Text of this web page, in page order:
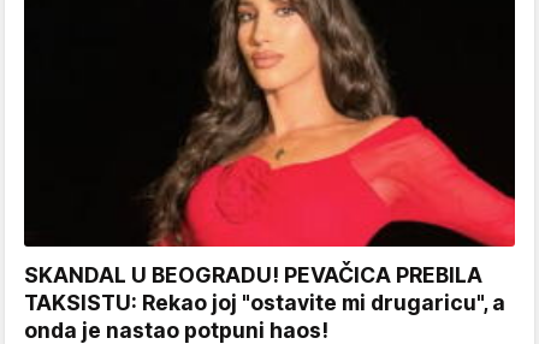
SKANDAL U BEOGRADU! PEVAČICA PREBILA
TAKSISTU: Rekao joj "ostavite mi drugaricu", a
onda je nastao potpuni haos!